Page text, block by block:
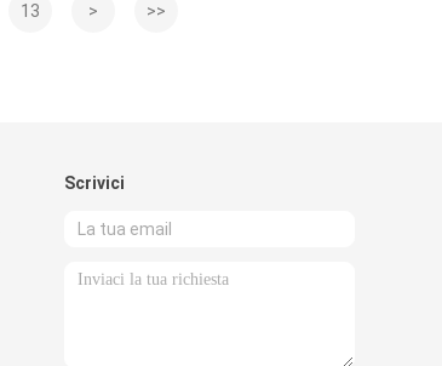
13 > >>
Scrivici